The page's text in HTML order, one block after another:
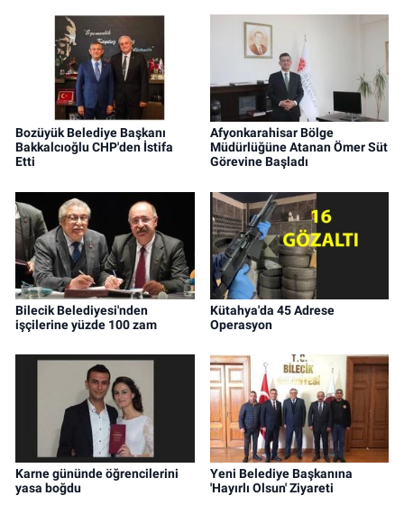
Bozüyük Belediye Başkanı
Bakkalcıoğlu CHP'den İstifa
Etti
Afyonkarahisar Bölge
Müdürlüğüne Atanan Ömer Süt
Görevine Başladı
Bilecik Belediyesi'nden
işçilerine yüzde 100 zam
Kütahya'da 45 Adrese
Operasyon
Karne gününde öğrencilerini
yasa boğdu
Yeni Belediye Başkanına
'Hayırlı Olsun' Ziyareti